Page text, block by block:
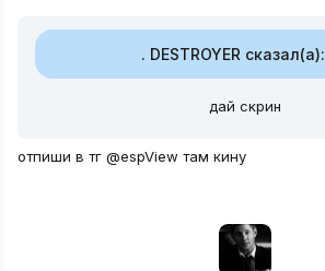
. DESTROYER сказал(а):
дай скрин
отпиши в тг @espView там кину